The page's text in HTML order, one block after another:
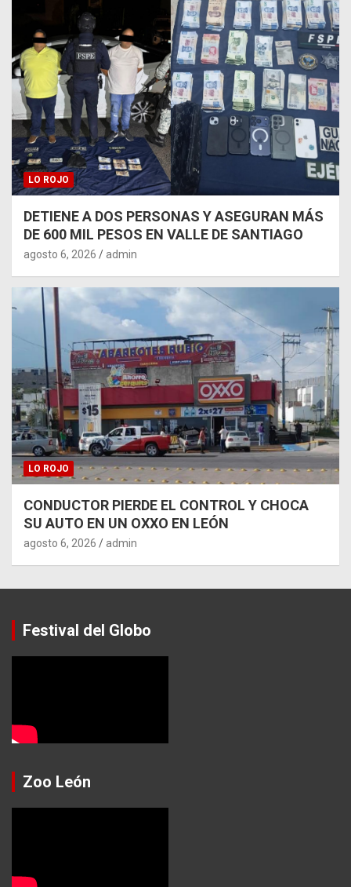
LO ROJO
DETIENE A DOS PERSONAS Y ASEGURAN MÁS
DE 600 MIL PESOS EN VALLE DE SANTIAGO
agosto 6, 2026 admin
LO ROJO
CONDUCTOR PIERDE EL CONTROL Y CHOCA
SU AUTO EN UN OXXO EN LEÓN
agosto 6, 2026 admin
Festival del Globo
Zoo León